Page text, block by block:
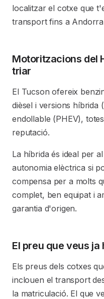
localitzar el cotxe que
transport fins a
Motoritzacions del
triar
El Tucson ofereix
dièsel i versions híbrida
endollable (PHEV),
reputació.
La híbrida és ideal per
autonomia elèctrica si
compensa per a molts
complet, ben equipat i
garantia d'origen.
El preu que veus ja
Els preus dels cotxes
inclouen el transport
la matriculació. El que